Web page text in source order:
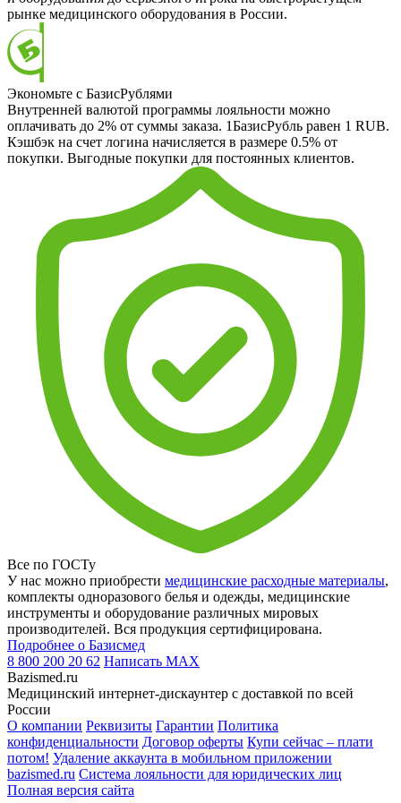
рынке медицинского оборудования в России.
Экономьте с БазисРублями
Внутренней валютой программы лояльности можно
оплачивать до 2% от суммы заказа. 1БазисРубль равен 1 RUB.
Кэшбэк на счет логина начисляется в размере 0.5% от
покупки. Выгодные покупки для постоянных клиентов.
Все по ГОСТу
У нас можно приобрести медицинские расходные материалы,
комплекты одноразового белья и одежды, медицинские
инструменты и оборудование различных мировых
производителей. Вся продукция сертифицирована.
Подробнее о Базисмед
8 800 200 20 62 Написать MAX
Bazismed.ru
Медицинский интернет-дискаунтер с доставкой по всей
России
О компании Реквизиты Гарантии Политика
конфиденциальности Договор оферты Купи сейчас – плати
потом! Удаление аккаунта в мобильном приложении
bazismed.ru Система лояльности для юридических лиц
Полная версия сайта